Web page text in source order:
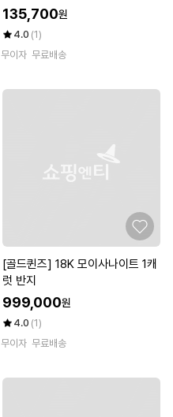
135,700원
4.0 (1)
무이자 무료배송
[골드퀸즈] 18K 모이사나이트 1캐
럿 반지
999,000원
4.0 (1)
무이자 무료배송